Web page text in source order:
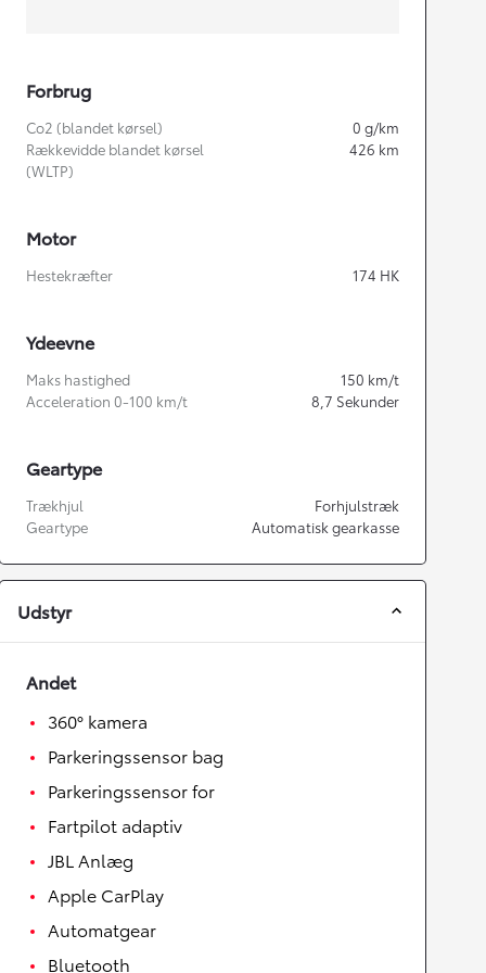
Forbrug
Co2 (blandet kørsel) 0 g/km
Rækkevidde blandet kørsel
(WLTP)
426 km
Motor
Hestekræfter 174 HK
Ydeevne
Maks hastighed 150 km/t
Acceleration 0-100 km/t
8,7 Sekunder
Geartype
Trækhjul
Forhjulstræk
Geartype
Automatisk gearkasse
Udstyr
Andet
360° kamera
Parkeringssensor bag
Parkeringssensor for
Fartpilot adaptiv
JBL Anlæg
Apple CarPlay
Automatgear
Bluetooth